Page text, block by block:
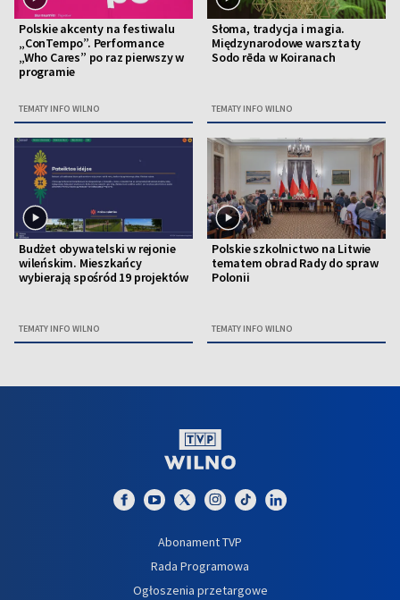
Polskie akcenty na festiwalu
„ConTempo”. Performance
„Who Cares” po raz pierwszy w
programie
TEMATY INFO WILNO
Słoma, tradycja i magia.
Międzynarodowe warsztaty
Sodo rēda w Koiranach
TEMATY INFO WILNO
Budżet obywatelski w rejonie
wileńskim. Mieszkańcy
wybierają spośród 19 projektów
TEMATY INFO WILNO
Polskie szkolnictwo na Litwie
tematem obrad Rady do spraw
Polonii
TEMATY INFO WILNO
Abonament TVP
Rada Programowa
Ogłoszenia przetargowe